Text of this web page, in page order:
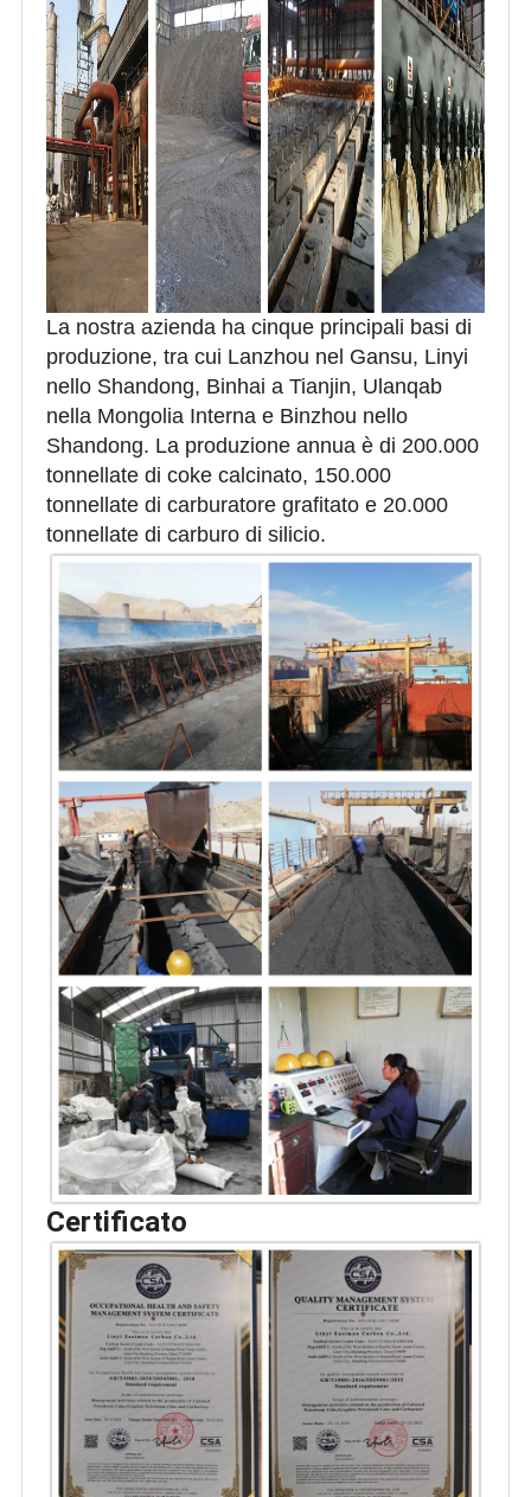
La nostra azienda ha cinque principali basi di
produzione, tra cui Lanzhou nel Gansu, Linyi
nello Shandong, Binhai a Tianjin, Ulanqab
nella Mongolia Interna e Binzhou nello
Shandong. La produzione annua è di 200.000
tonnellate di coke calcinato, 150.000
tonnellate di carburatore grafitato e 20.000
tonnellate di carburo di silicio.
Certificato